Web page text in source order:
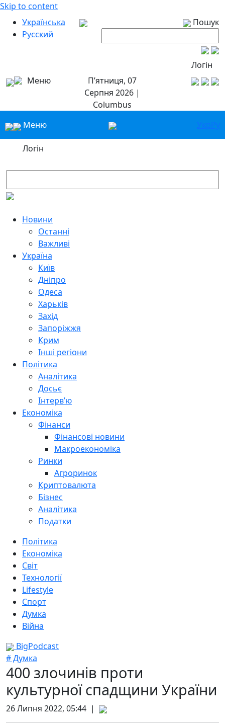
Skip to content
Українська
Русский
Пошук
Логін
Меню
П’ятниця, 07
Серпня 2026 |
Columbus
Меню
УкрРу
Логін
Новини
Останні
Важливі
Україна
Київ
Дніпро
Одеса
Харьків
Захід
Запоріжжя
Крим
Інші регіони
Політика
Аналітика
Досьє
Інтерв’ю
Економіка
Фінанси
Фінансові новини
Макроекономіка
Ринки
Агроринок
Криптовалюта
Бізнес
Аналітика
Податки
Політика
Економіка
Світ
Технології
Lifestyle
Спорт
Думка
Війна
BigPodcast
# Думка
400 злочинів проти
культурної спадщини України
26 Липня 2022, 05:44 |